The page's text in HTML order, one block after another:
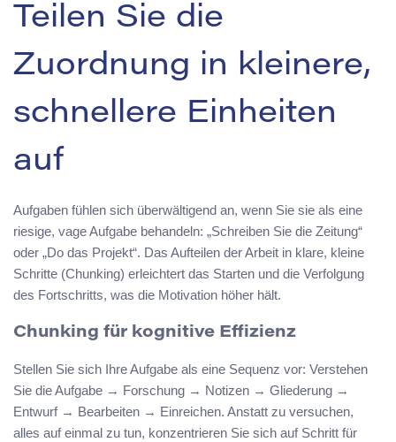
Teilen Sie die
Zuordnung in kleinere,
schnellere Einheiten
auf
Aufgaben fühlen sich überwältigend an, wenn Sie sie als eine
riesige, vage Aufgabe behandeln: „Schreiben Sie die Zeitung“
oder „Do das Projekt“. Das Aufteilen der Arbeit in klare, kleine
Schritte (Chunking) erleichtert das Starten und die Verfolgung
des Fortschritts, was die Motivation höher hält.
Chunking für kognitive Effizienz
Stellen Sie sich Ihre Aufgabe als eine Sequenz vor: Verstehen
Sie die Aufgabe → Forschung → Notizen → Gliederung →
Entwurf → Bearbeiten → Einreichen. Anstatt zu versuchen,
alles auf einmal zu tun, konzentrieren Sie sich auf Schritt für